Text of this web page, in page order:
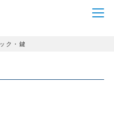
string(4) "lock" }
ク・鍵